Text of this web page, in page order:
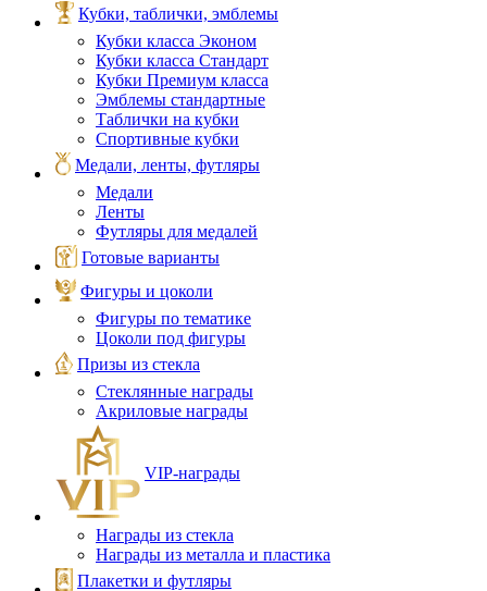
Кубки, таблички, эмблемы
Кубки класса Эконом
Кубки класса Стандарт
Кубки Премиум класса
Эмблемы стандартные
Таблички на кубки
Спортивные кубки
Медали, ленты, футляры
Медали
Ленты
Футляры для медалей
Готовые варианты
Фигуры и цоколи
Фигуры по тематике
Цоколи под фигуры
Призы из стекла
Стеклянные награды
Акриловые награды
VIP‑награды
Награды из стекла
Награды из металла и пластика
Плакетки и футляры